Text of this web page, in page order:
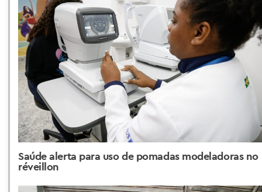
Saúde alerta para uso de pomadas modeladoras no
réveillon